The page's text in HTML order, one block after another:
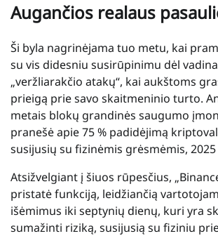
Augančios realaus
Ši byla nagrinėjama tuo metu, kai
su vis didesniu susirūpinimu dėl
„veržliarakčio atakų“, kai aukštoms
prieigą prie savo skaitmeninio turto.
metais blokų grandinės saugumo
pranešė apie 75 % padidėjimą
susijusių su fizinėmis grėsmėmis, 2025
Atsižvelgiant į šiuos rūpesčius,
pristatė funkciją, leidžiančią
išėmimus iki septynių dienų, kuri yra
sumažinti riziką, susijusią su fiziniu